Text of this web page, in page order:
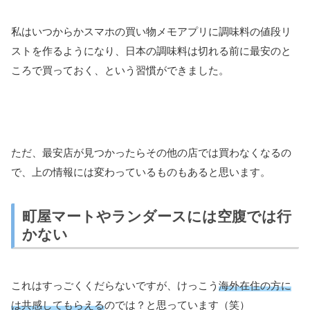
私はいつからかスマホの買い物メモアプリに調味料の値段リ
ストを作るようになり、日本の調味料は切れる前に最安のと
ころで買っておく、という習慣ができました。
ただ、最安店が見つかったらその他の店では買わなくなるの
で、上の情報には変わっているものもあると思います。
町屋マートやランダースには空腹では行
かない
これはすっごくくだらないですが、けっこう 海外在住の方に
は共感してもらえるのでは？と思っています（笑）